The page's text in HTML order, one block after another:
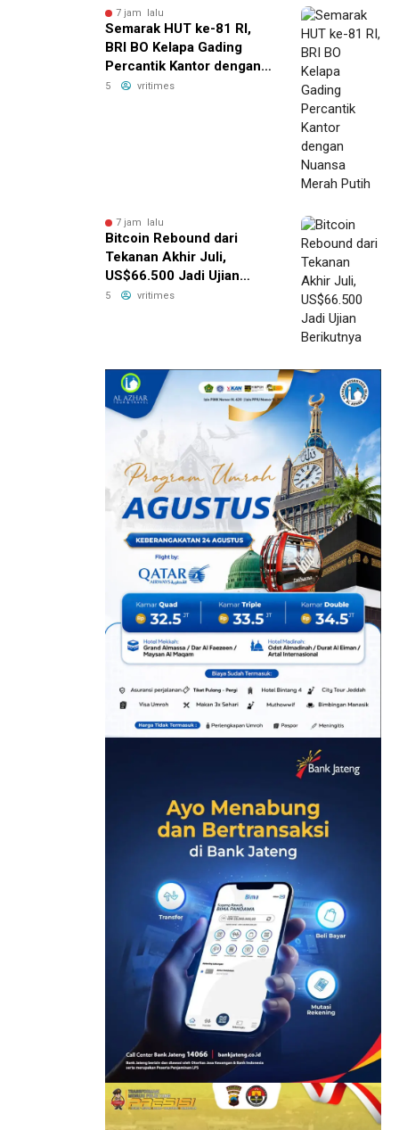
7 jam lalu
Semarak HUT ke-81 RI,
BRI BO Kelapa Gading
Percantik Kantor dengan
Nuansa Merah Putih
5 vritimes
7 jam lalu
Bitcoin Rebound dari
Tekanan Akhir Juli,
US$66.500 Jadi Ujian
Berikutnya
5 vritimes